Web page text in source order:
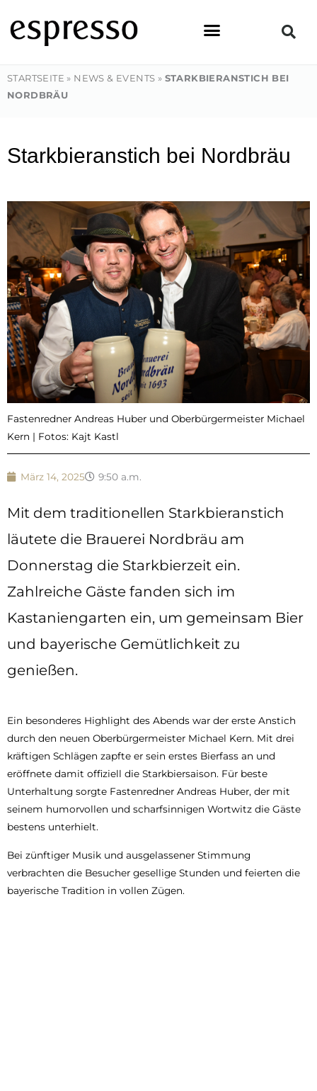
Inhalt
springen
STARTSEITE » NEWS & EVENTS » STARKBIERANSTICH BEI
NORDBRÄU
Starkbieranstich bei Nordbräu
Fastenredner Andreas Huber und Oberbürgermeister Michael
Kern | Fotos: Kajt Kastl
März 14, 2025 9:50 a.m.
Mit dem traditionellen Starkbieranstich
läutete die Brauerei Nordbräu am
Donnerstag die Starkbierzeit ein.
Zahlreiche Gäste fanden sich im
Kastaniengarten ein, um gemeinsam Bier
und bayerische Gemütlichkeit zu
genießen.
Ein besonderes Highlight des Abends war der erste Anstich
durch den neuen Oberbürgermeister Michael Kern. Mit drei
kräftigen Schlägen zapfte er sein erstes Bierfass an und
eröffnete damit offiziell die Starkbiersaison. Für beste
Unterhaltung sorgte Fastenredner Andreas Huber, der mit
seinem humorvollen und scharfsinnigen Wortwitz die Gäste
bestens unterhielt.
Bei zünftiger Musik und ausgelassener Stimmung
verbrachten die Besucher gesellige Stunden und feierten die
bayerische Tradition in vollen Zügen.